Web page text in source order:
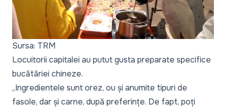
Sursa: TRM
Locuitorii capitalei au putut gusta preparate specifice
bucătăriei chineze.
„Ingredientele sunt orez, ou și anumite tipuri de
fasole, dar și carne, după preferințe. De fapt, poți